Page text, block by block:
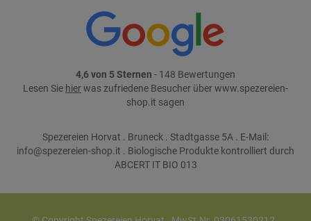
4,6 von 5 Sternen - 148 Bewertungen
Lesen Sie hierwas zufriedene Besucher über www.spezereien-
shop.it sagen
Spezereien Horvat . Bruneck . Stadtgasse 5A . E-Mail:
info@spezereien-shop.it . Biologische Produkte kontrolliert durch
ABCERT IT BIO 013